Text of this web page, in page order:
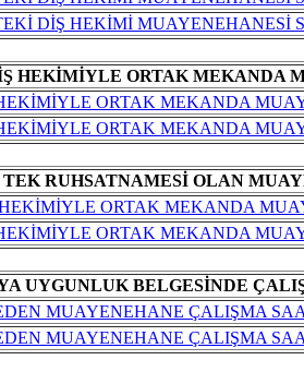
DİŞ HEKİMİ MUAYENEHANESİ
HEKİMİYLE ORTAK MEKANDA
ORTAK MEKANDA
ORTAK MEKANDA
RUHSATNAMESİ OLAN
ORTAK MEKANDA
ORTAK MEKANDA
UYGUNLUK BELGESİNDE
MUAYENEHANE ÇALIŞMA
MUAYENEHANE ÇALIŞMA